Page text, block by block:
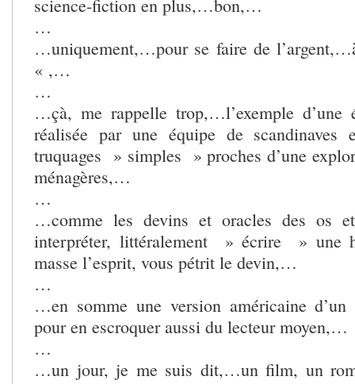
science-fiction en plus,…bon,…
…
…uniquement,…pour se faire de
« ,…
…
…çà, me rappelle trop,…l’exemple d’une
réalisée par une équipe de scandinaves
truquages » simples » proches d’une
ménagères,…
…
…comme les devins et oracles des os
interpréter, littéralement » écrire » une
masse l’esprit, vous pétrit le devin,…
…
…en somme une version américaine
pour en escroquer aussi du lecteur moyen,…
…
…un jour, je me suis dit,…un film, un